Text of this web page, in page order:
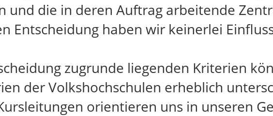
und die in deren Auftrag arbeitende
Entscheidung haben wir keinerlei
zugrunde liegenden Kriterien
der Volkshochschulen erheblich
orientieren uns in unseren